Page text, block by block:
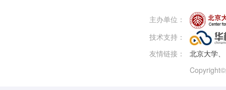
主办单位：
技术支持：
友情链接：
北京大学、